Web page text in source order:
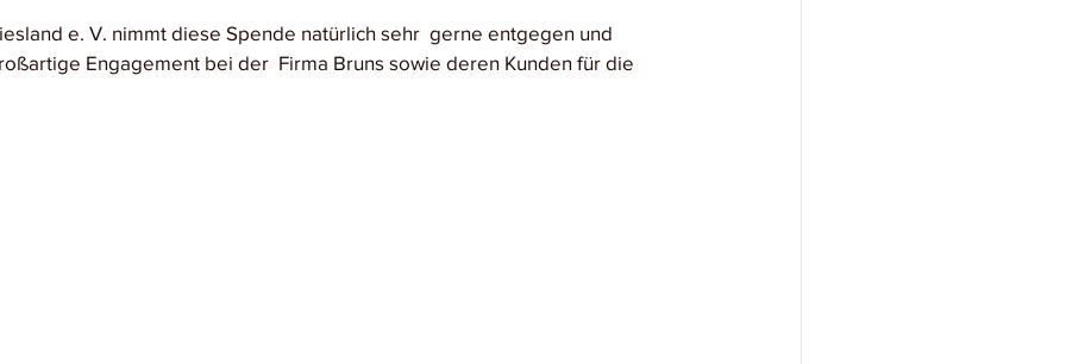
e. V. nimmt diese Spende natürlich sehr  gerne entgegen und
Engagement bei der  Firma Bruns sowie deren Kunden für die